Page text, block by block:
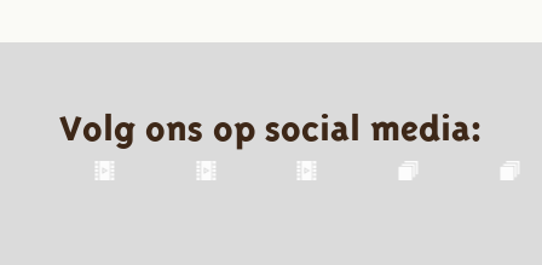
Volg ons op social media: